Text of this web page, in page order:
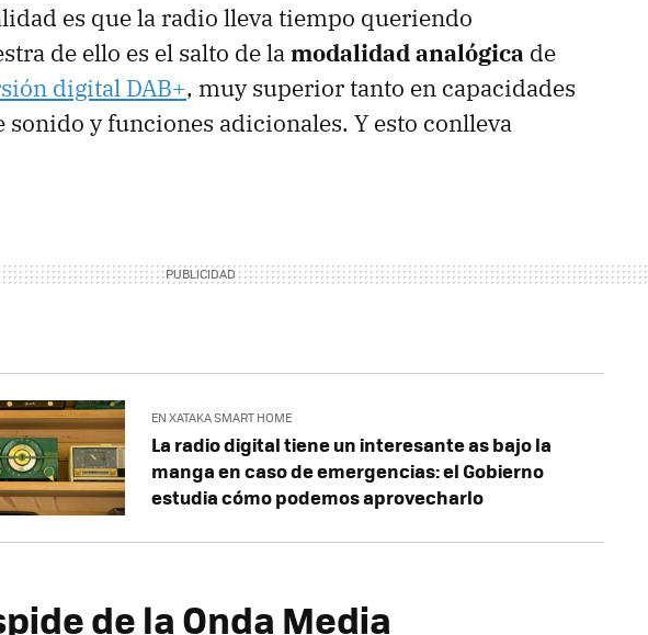
es que la radio lleva tiempo queriendo
de ello es el salto de lamodalidad analógica de
digital DAB+, muy superior tanto en capacidades
sonido y funciones adicionales. Y esto conlleva
EN XATAKA SMART HOME
La radio digital tiene un interesante as bajo la
manga en caso de emergencias: el Gobierno
estudia cómo podemos aprovecharlo
de la Onda Media